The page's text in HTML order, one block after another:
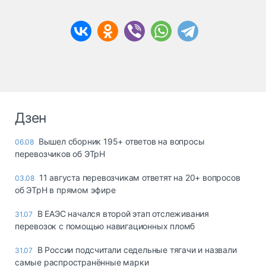
Дзен
06.08 Вышел сборник 195+ ответов на вопросы
перевозчиков об ЭТрН
03.08 11 августа перевозчикам ответят на 20+ вопросов
об ЭТрН в прямом эфире
31.07
В ЕАЭС начался второй этап отслеживания
перевозок с помощью навигационных пломб
31.07
В России подсчитали седельные тягачи и назвали
самые распространённые марки